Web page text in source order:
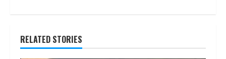
RELATED STORIES